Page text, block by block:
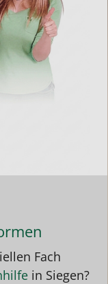
Fach
in Siegen?